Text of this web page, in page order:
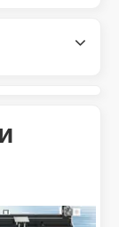
особенности